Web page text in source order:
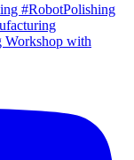
Workshop with